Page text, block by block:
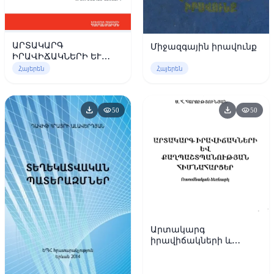
ԱՐՏԱԿԱՐԳ
ԻՐԱՎԻՃԱԿՆԵՐԻ ԵՒ
ՔԱՂԱՔԱՑԻԱԿԱՆ
Հայերեն
Միջազգային իրավունք
Հայերեն
download visibility50 download visibility50
Արտակարգ
իրավիճակների և